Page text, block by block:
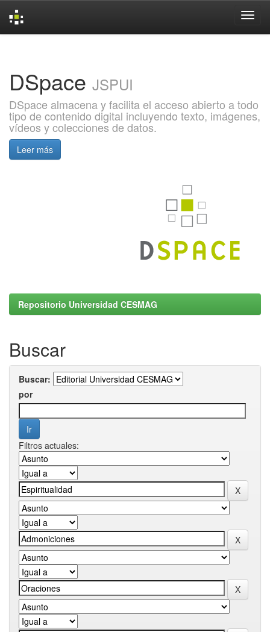
DSpace JSPUI
DSpace almacena y facilita el acceso abierto a todo
tipo de contenido digital incluyendo texto, imágenes,
vídeos y colecciones de datos.
Leer más
Repositorio Universidad CESMAG
Buscar
Buscar:
por
Filtros actuales: